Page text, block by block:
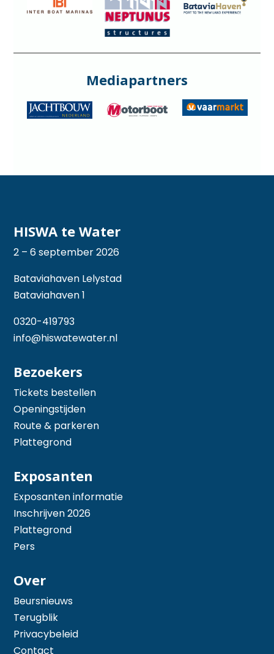
Mediapartners
HISWA te Water
2 – 6 september 2026
Bataviahaven Lelystad
Bataviahaven 1
0320-419793
info@hiswatewater.nl
Bezoekers
Tickets bestellen
Openingstijden
Route & parkeren
Plattegrond
Exposanten
Exposanten informatie
Inschrijven 2026
Plattegrond
Pers
Over
Beursnieuws
Terugblik
Privacybeleid
Contact